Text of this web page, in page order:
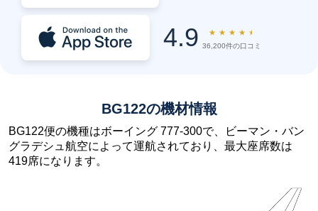
4.9 ★ ★ ★ ★ ★
36,200件の口コミ
BG122の機材情報
BG122便の機種はボーイング 777-300で、ビーマン・バン
グラデシュ航空によって運航されており、最大座席数は
419席になります。